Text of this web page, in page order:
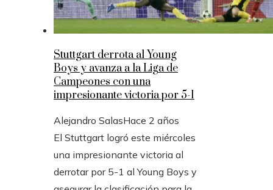
Stuttgart derrota al Young
Boys y avanza a la Liga de
Campeones con una
impresionante victoria por 5-1
Alejandro SalasHace 2 años
El Stuttgart logró este miércoles
una impresionante victoria al
derrotar por 5-1 al Young Boys y